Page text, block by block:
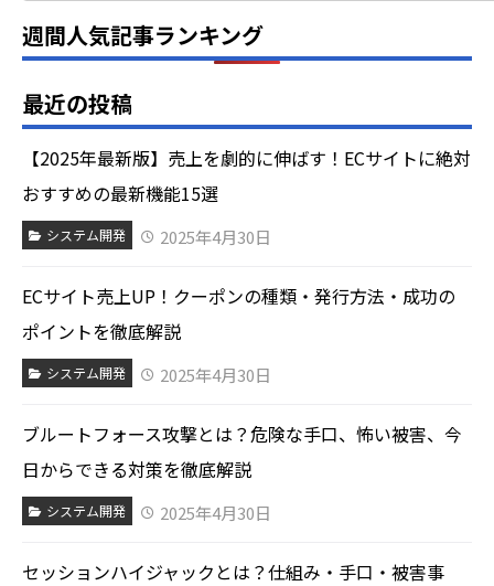
週間人気記事ランキング
最近の投稿
【2025年最新版】売上を劇的に伸ばす！ECサイトに絶対
おすすめの最新機能15選
システム開発 2025年4月30日
ECサイト売上UP！クーポンの種類・発行方法・成功の
ポイントを徹底解説
システム開発 2025年4月30日
ブルートフォース攻撃とは？危険な手口、怖い被害、今
日からできる対策を徹底解説
システム開発 2025年4月30日
セッションハイジャックとは？仕組み・手口・被害事